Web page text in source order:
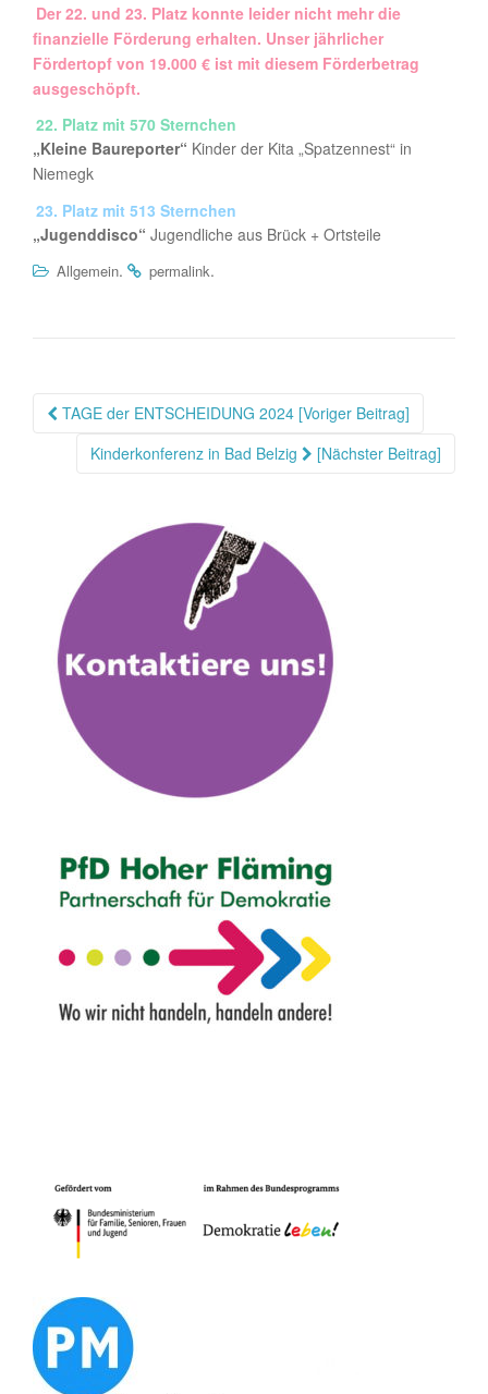
Der 22. und 23. Platz konnte leider nicht mehr die
finanzielle Förderung erhalten. Unser jährlicher
Fördertopf von 19.000 € ist mit diesem Förderbetrag
ausgeschöpft.
22. Platz mit 570 Sternchen
„Kleine Baureporter“ Kinder der Kita „Spatzennest“ in
Niemegk
23. Platz mit 513 Sternchen
„Jugenddisco“ Jugendliche aus Brück + Ortsteile
Allgemein. permalink.
Beitragsnavigation
TAGE der ENTSCHEIDUNG 2024 [Voriger Beitrag]
Kinderkonferenz in Bad Belzig
[Nächster Beitrag]